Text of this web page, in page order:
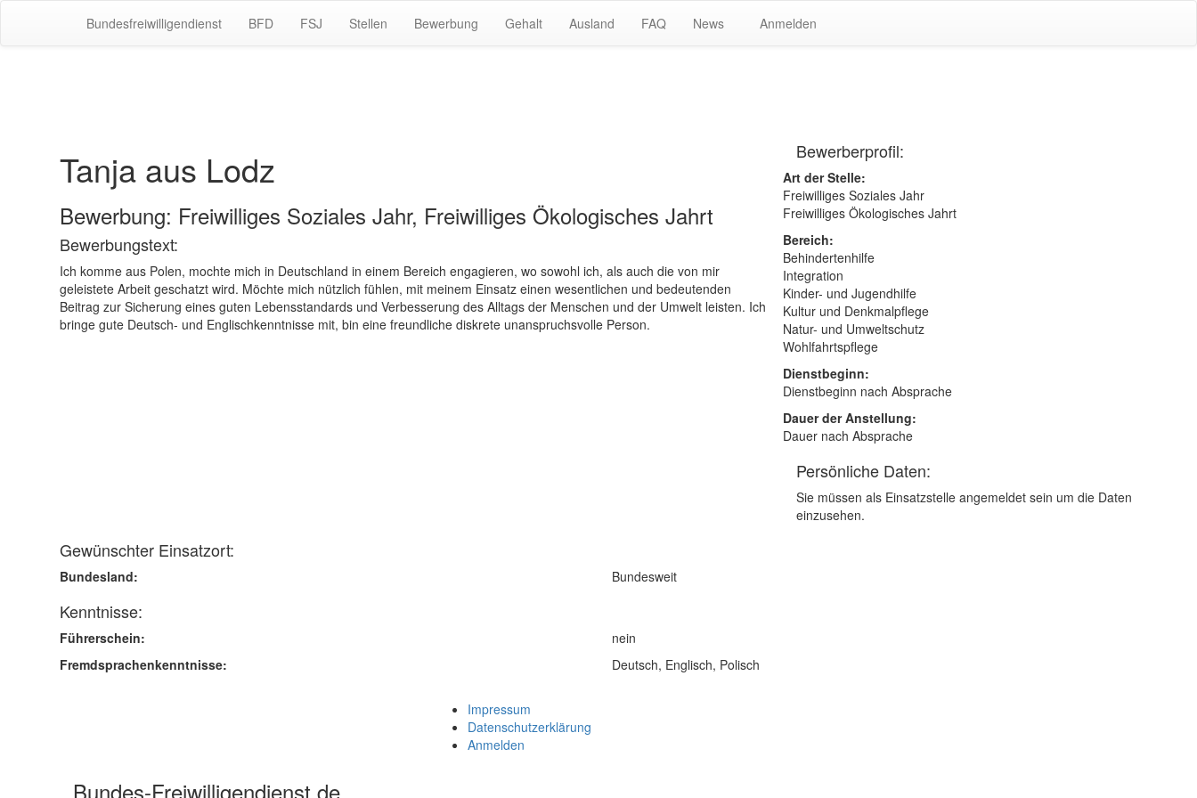
Bundesfreiwilligendienst BFD FSJ Stellen Bewerbung Gehalt Ausland FAQ News Anmelden
Tanja aus Lodz
Bewerbung: Freiwilliges Soziales Jahr, Freiwilliges Ökologisches Jahrt
Bewerbungstext:
Ich komme aus Polen, mochte mich in Deutschland in einem Bereich engagieren, wo sowohl ich, als auch die von mir
geleistete Arbeit geschatzt wird. Möchte mich nützlich fühlen, mit meinem Einsatz einen wesentlichen und bedeutenden
Beitrag zur Sicherung eines guten Lebensstandards und Verbesserung des Alltags der Menschen und der Umwelt leisten. Ich
bringe gute Deutsch- und Englischkenntnisse mit, bin eine freundliche diskrete unanspruchsvolle Person.
Bewerberprofil:
Art der Stelle:
Freiwilliges Soziales Jahr
Freiwilliges Ökologisches Jahrt
Bereich:
Behindertenhilfe
Integration
Kinder- und Jugendhilfe
Kultur und Denkmalpflege
Natur- und Umweltschutz
Wohlfahrtspflege
Dienstbeginn:
Dienstbeginn nach Absprache
Dauer der Anstellung:
Dauer nach Absprache
Persönliche Daten:
Sie müssen als Einsatzstelle angemeldet sein um die Daten
einzusehen.
Gewünschter Einsatzort:
Bundesland: Bundesweit
Kenntnisse:
Führerschein:
nein
Fremdsprachenkenntnisse:
Deutsch, Englisch, Polisch
Impressum
Datenschutzerklärung
Anmelden
Bundes-Freiwilligendienst.de